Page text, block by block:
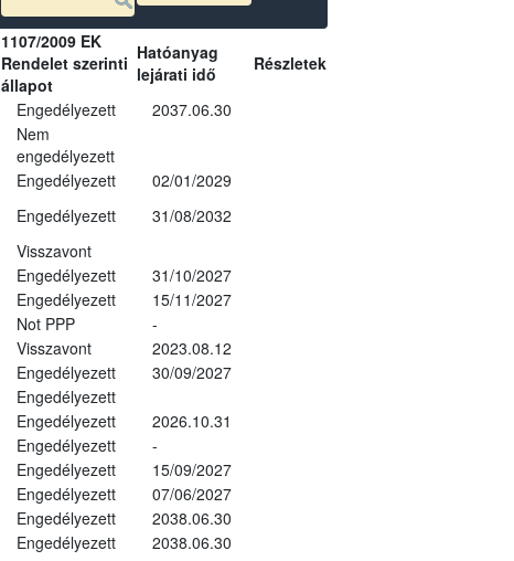
1107/2009 EK
Rendelet szerinti
állapot
Hatóanyag
lejárati idő
Részletek
Engedélyezett
2037.06.30
Nem
engedélyezett
Engedélyezett
02/01/2029
Engedélyezett
31/08/2032
Visszavont
Engedélyezett
31/10/2027
Engedélyezett
15/11/2027
Not PPP
-
Visszavont
2023.08.12
Engedélyezett
30/09/2027
Engedélyezett
Engedélyezett
2026.10.31
Engedélyezett
-
Engedélyezett
15/09/2027
Engedélyezett
07/06/2027
Engedélyezett
2038.06.30
Engedélyezett
2038.06.30